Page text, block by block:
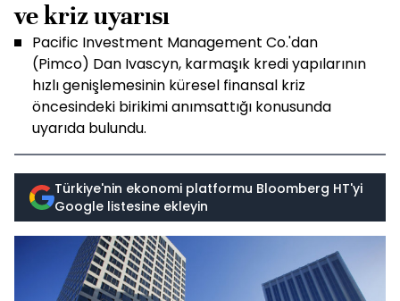
ve kriz uyarısı
Pacific Investment Management Co.'dan
(Pimco) Dan Ivascyn, karmaşık kredi yapılarının
hızlı genişlemesinin küresel finansal kriz
öncesindeki birikimi anımsattığı konusunda
uyarıda bulundu.
Türkiye'nin ekonomi platformu Bloomberg HT'yi
Google listesine ekleyin